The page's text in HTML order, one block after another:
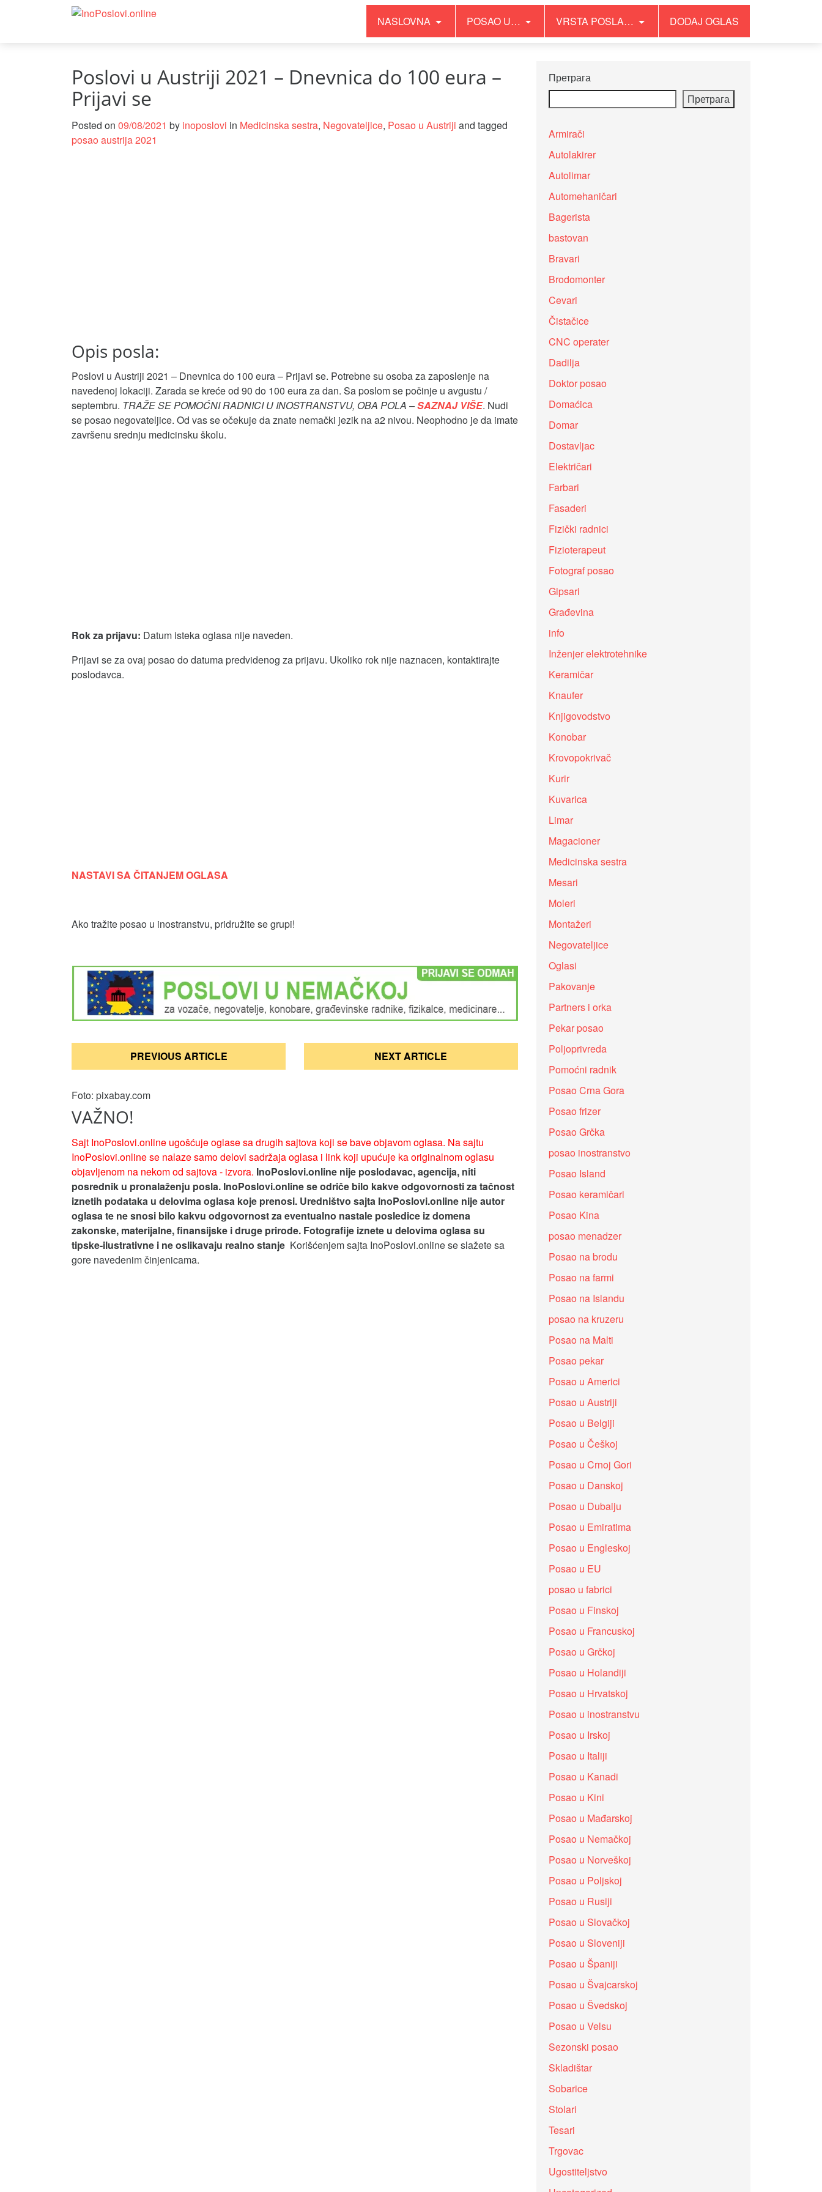
NASLOVNA POSAO U… VRSTA POSLA… DODAJ OGLAS
Poslovi u Austriji 2021 – Dnevnica do 100 eura –
Prijavi se
Posted on 09/08/2021 by inoposlovi in Medicinska sestra, Negovateljice, Posao u Austriji and tagged
posao austrija 2021
Opis posla:
Poslovi u Austriji 2021 – Dnevnica do 100 eura – Prijavi se. Potrebne su osoba za zaposlenje na
navedenoj lokaciji. Zarada se kreće od 90 do 100 eura za dan. Sa poslom se počinje u avgustu /
septembru. TRAŽE SE POMOĆNI RADNICI U INOSTRANSTVU, OBA POLA –SAZNAJ VIŠE. Nudi
se posao negovateljice. Od vas se očekuje da znate nemački jezik na a2 nivou. Neophodno je da imate
završenu srednju medicinsku školu.
Rok za prijavu: Datum isteka oglasa nije naveden.
Prijavi se za ovaj posao do datuma predvidenog za prijavu. Ukoliko rok nije naznacen, kontaktirajte
poslodavca.
NASTAVI SA ČITANJEM OGLASA
Ako tražite posao u inostranstvu, pridružite se grupi!
Кретање
PREVIOUS ARTICLE NEXT ARTICLE
Foto: pixabay.com
VAŽNO!
Sajt InoPoslovi.online ugošćuje oglase sa drugih sajtova koji se bave objavom oglasa. Na sajtu
InoPoslovi.online se nalaze samo delovi sadržaja oglasa i link koji upućuje ka originalnom oglasu
objavljenom na nekom od sajtova - izvora. InoPoslovi.online nije poslodavac, agencija, niti
posrednik u pronalaženju posla. InoPoslovi.online se odriče bilo kakve odgovornosti za tačnost
iznetih podataka u delovima oglasa koje prenosi. Uredništvo sajta InoPoslovi.online nije autor
oglasa te ne snosi bilo kakvu odgovornost za eventualno nastale posledice iz domena
zakonske, materijalne, finansijske i druge prirode. Fotografije iznete u delovima oglasa su
tipske-ilustrativne i ne oslikavaju realno stanje Korišćenjem sajta InoPoslovi.online se slažete sa
gore navedenim činjenicama.
Претрага
Претрага
Armirači
Autolakirer
Autolimar
Automehaničari
Bagerista
bastovan
Bravari
Brodomonter
Cevari
Čistačice
CNC operater
Dadilja
Doktor posao
Domaćica
Domar
Dostavljac
Električari
Farbari
Fasaderi
Fizički radnici
Fizioterapeut
Fotograf posao
Gipsari
Građevina
info
Inženjer elektrotehnike
Keramičar
Knaufer
Knjigovodstvo
Konobar
Krovopokrivač
Kurir
Kuvarica
Limar
Magacioner
Medicinska sestra
Mesari
Moleri
Montažeri
Negovateljice
Oglasi
Pakovanje
Partners i orka
Pekar posao
Poljoprivreda
Pomoćni radnik
Posao Crna Gora
Posao frizer
Posao Grčka
posao inostranstvo
Posao Island
Posao keramičari
Posao Kina
posao menadzer
Posao na brodu
Posao na farmi
Posao na Islandu
posao na kruzeru
Posao na Malti
Posao pekar
Posao u Americi
Posao u Austriji
Posao u Belgiji
Posao u Češkoj
Posao u Crnoj Gori
Posao u Danskoj
Posao u Dubaiju
Posao u Emiratima
Posao u Engleskoj
Posao u EU
posao u fabrici
Posao u Finskoj
Posao u Francuskoj
Posao u Grčkoj
Posao u Holandiji
Posao u Hrvatskoj
Posao u inostranstvu
Posao u Irskoj
Posao u Italiji
Posao u Kanadi
Posao u Kini
Posao u Mađarskoj
Posao u Nemačkoj
Posao u Norveškoj
Posao u Poljskoj
Posao u Rusiji
Posao u Slovačkoj
Posao u Sloveniji
Posao u Španiji
Posao u Švajcarskoj
Posao u Švedskoj
Posao u Velsu
Sezonski posao
Skladištar
Sobarice
Stolari
Tesari
Trgovac
Ugostiteljstvo